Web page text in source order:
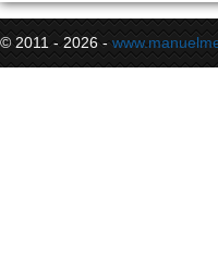
© 2011 - 2026 -